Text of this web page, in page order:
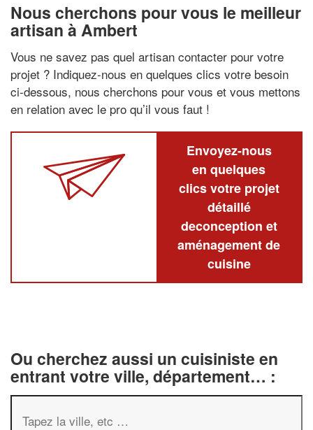
Nous cherchons pour vous le meilleur
artisan à Ambert
Vous ne savez pas quel artisan contacter pour votre
projet ? Indiquez-nous en quelques clics votre besoin
ci-dessous, nous cherchons pour vous et vous mettons
en relation avec le pro qu’il vous faut !
Envoyez-nous
en quelques
clics votre projet
détaillé
deconception et
aménagement de
cuisine
Ou cherchez aussi un cuisiniste en
entrant votre ville, département… :